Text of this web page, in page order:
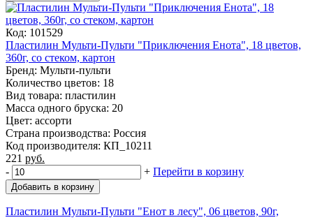
Код: 101529
Пластилин Мульти-Пульти "Приключения Енота", 18 цветов,
360г, со стеком, картон
Бренд: Мульти-пульти
Количество цветов: 18
Вид товара: пластилин
Масса одного бруска: 20
Цвет: ассорти
Страна производства: Россия
Код производителя: КП_10211
221 руб.
-
+ Перейти в корзину
Добавить в корзину
Пластилин Мульти-Пульти "Енот в лесу", 06 цветов, 90г,